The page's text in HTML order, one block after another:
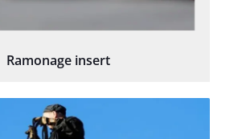
Ramonage insert